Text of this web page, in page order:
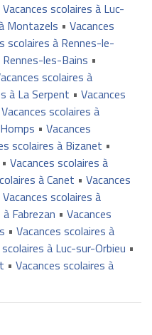
Vacances scolaires à Luc-
Montazels • Vacances
scolaires à Rennes-le-
les-Bains •
scolaires à
à La Serpent • Vacances
Vacances scolaires à
• Vacances
scolaires à Bizanet •
Vacances scolaires à
à Canet • Vacances
Vacances scolaires à
Fabrezan • Vacances
• Vacances scolaires à
à Luc-sur-Orbieu •
• Vacances scolaires à